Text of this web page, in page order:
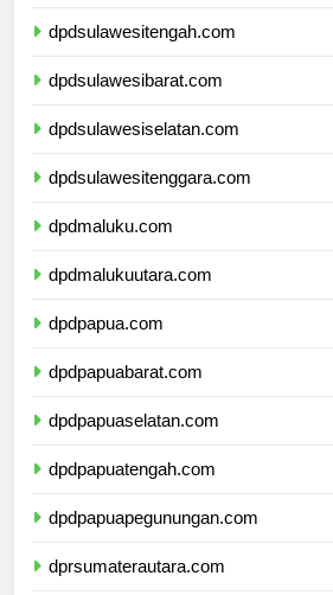
dpdsulawesitengah.com
dpdsulawesibarat.com
dpdsulawesiselatan.com
dpdsulawesitenggara.com
dpdmaluku.com
dpdmalukuutara.com
dpdpapua.com
dpdpapuabarat.com
dpdpapuaselatan.com
dpdpapuatengah.com
dpdpapuapegunungan.com
dprsumaterautara.com